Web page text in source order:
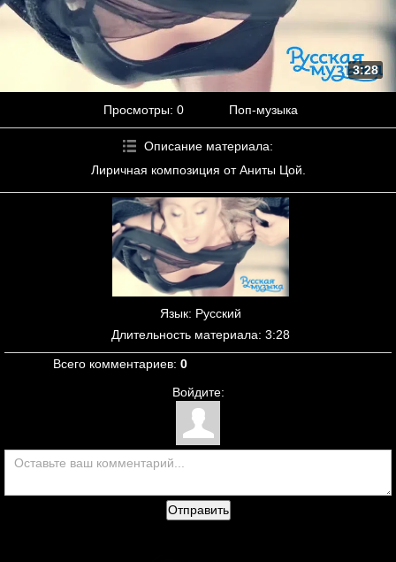
3:28
Просмотры: 0 Поп-музыка
Описание материала:
Лиричная композиция от Аниты Цой.
Язык: Русский
Длительность материала: 3:28
Всего комментариев: 0
Войдите:
Отправить